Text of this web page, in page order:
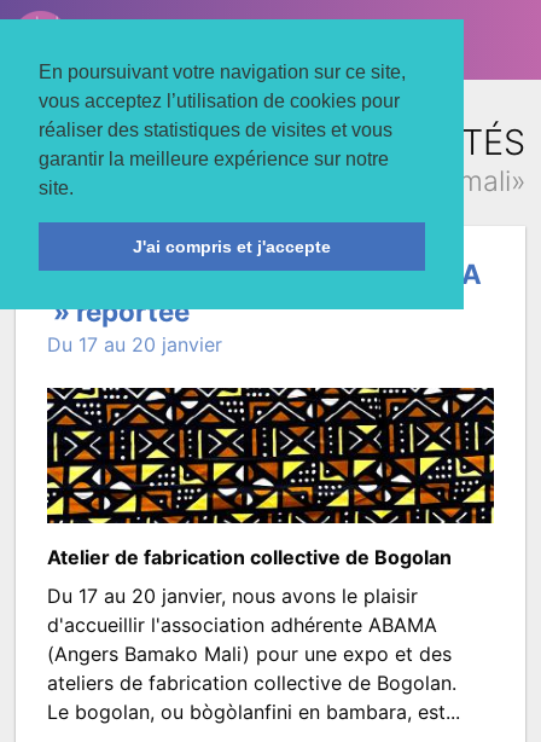
En poursuivant votre navigation sur ce site,
vous acceptez l’utilisation de cookies pour
réaliser des statistiques de visites et vous
garantir la meilleure expérience sur notre
site.
J'ai compris et j'accepte
LE TROIS MATS
TOUTES LES ACTUALITÉS
concernant «mali»
Exposition association « ABAMA
» reportée
Du 17 au 20 janvier
Atelier de fabrication collective de Bogolan
Exposition
association
« ABAMA
Du 17 au 20 janvier, nous avons le plaisir
d'accueillir l'association adhérente ABAMA
(Angers Bamako Mali) pour une expo et des
ateliers de fabrication collective de Bogolan.
Le bogolan, ou bògòlanfini en bambara, est...